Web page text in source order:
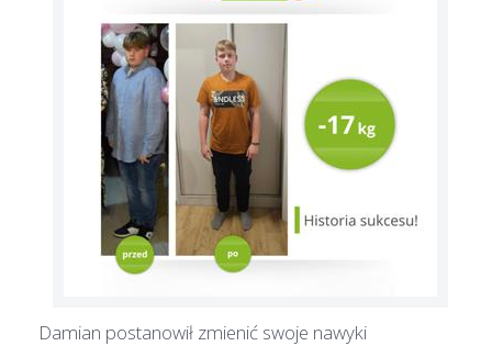
Damian postanowił zmienić swoje nawyki